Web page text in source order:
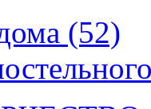
(52)